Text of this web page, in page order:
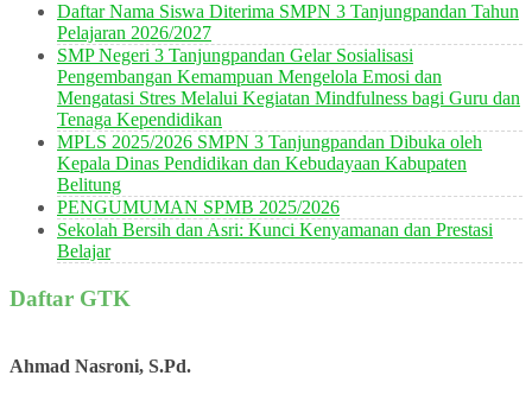
Daftar Nama Siswa Diterima SMPN 3 Tanjungpandan Tahun
Pelajaran 2026/2027
SMP Negeri 3 Tanjungpandan Gelar Sosialisasi
Pengembangan Kemampuan Mengelola Emosi dan
Mengatasi Stres Melalui Kegiatan Mindfulness bagi Guru dan
Tenaga Kependidikan
MPLS 2025/2026 SMPN 3 Tanjungpandan Dibuka oleh
Kepala Dinas Pendidikan dan Kebudayaan Kabupaten
Belitung
PENGUMUMAN SPMB 2025/2026
Sekolah Bersih dan Asri: Kunci Kenyamanan dan Prestasi
Belajar
Daftar GTK
Ahmad Nasroni, S.Pd.